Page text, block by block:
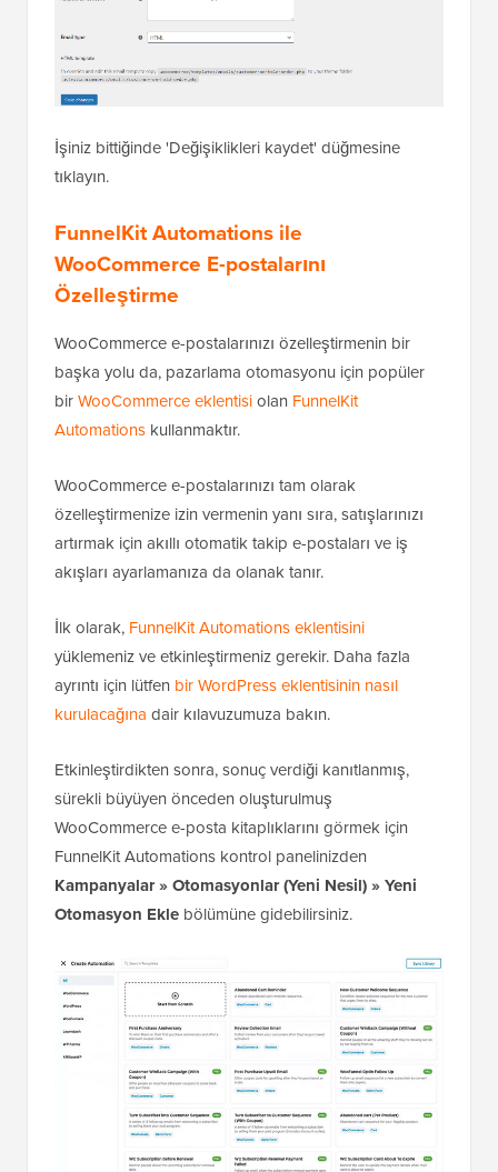
İşiniz bittiğinde 'Değişiklikleri kaydet' düğmesine
tıklayın.
FunnelKit Automations ile
WooCommerce E-postalarını
Özelleştirme
WooCommerce e-postalarınızı özelleştirmenin bir
başka yolu da, pazarlama otomasyonu için popüler
birWooCommerce eklentisiolan FunnelKit
Automations kullanmaktır.
WooCommerce e-postalarınızı tam olarak
özelleştirmenize izin vermenin yanı sıra, satışlarınızı
artırmak için akıllı otomatik takip e-postaları ve iş
akışları ayarlamanıza da olanak tanır.
İlk olarak, FunnelKit Automations eklentisini
yüklemeniz ve etkinleştirmeniz gerekir. Daha fazla
ayrıntı için lütfen bir WordPress eklentisinin nasıl
kurulacağına dair kılavuzumuza bakın.
Etkinleştirdikten sonra, sonuç verdiği kanıtlanmış,
sürekli büyüyen önceden oluşturulmuş
WooCommerce e-posta kitaplıklarını görmek için
FunnelKit Automations kontrol panelinizden
Kampanyalar » Otomasyonlar(Yeni Nesil)»Yeni
Otomasyon Ekle bölümüne gidebilirsiniz.